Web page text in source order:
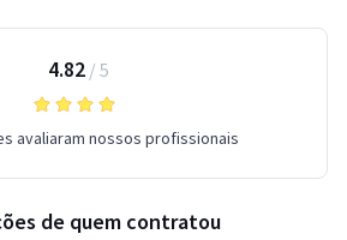
4.82/ 5
avaliaram nossos profissionais
de quem contratou